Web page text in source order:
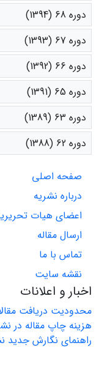
دوره 68 (1394)
دوره 67 (1393)
دوره 66 (1392)
دوره 65 (1391)
دوره 63 (1389)
دوره 62 (1388)
صفحه اصلی
درباره نشریه
اعضای هیات
ارسال مقاله
تماس با ما
نقشه سایت
اخبار و اعلانات
محدودیت دریافت
هزینه چاپ مقاله در
راهنمای نگارش جدید